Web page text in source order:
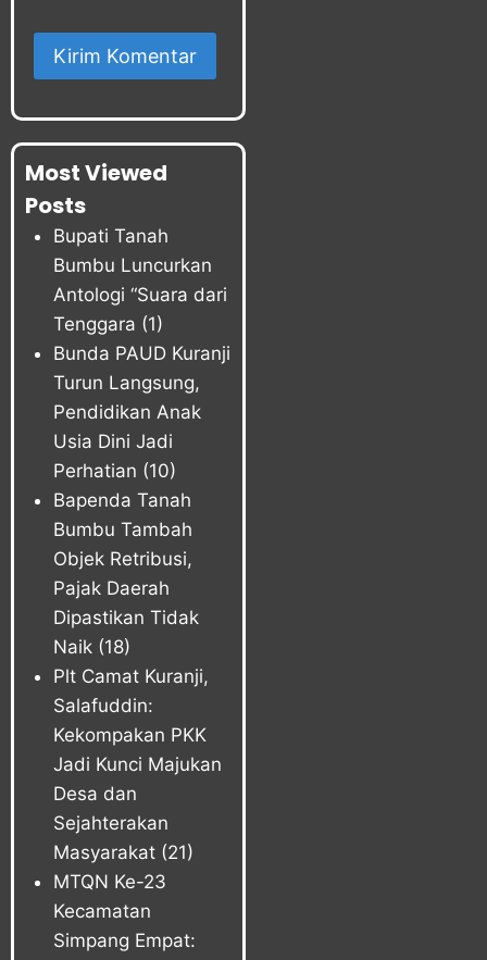
Most Viewed
Posts
Bupati Tanah
Bumbu Luncurkan
Antologi “Suara dari
Tenggara (1)
Bunda PAUD Kuranji
Turun Langsung,
Pendidikan Anak
Usia Dini Jadi
Perhatian (10)
Bapenda Tanah
Bumbu Tambah
Objek Retribusi,
Pajak Daerah
Dipastikan Tidak
Naik (18)
Plt Camat Kuranji,
Salafuddin:
Kekompakan PKK
Jadi Kunci Majukan
Desa dan
Sejahterakan
Masyarakat (21)
MTQN Ke-23
Kecamatan
Simpang Empat: